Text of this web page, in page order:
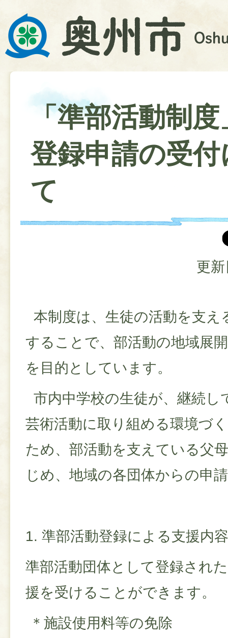
「準部活動制
登録申請の受
て
更
本制度は、生徒の活動を支え
することで、部活動の地域展
を目的としています。
市内中学校の生徒が、継続し
芸術活動に取り組める環境づ
ため、部活動を支えている父
じめ、地域の各団体からの申
1. 準部活動登録による支援内容
準部活動団体として登録され
援を受けることができます。
＊施設使用料等の免除